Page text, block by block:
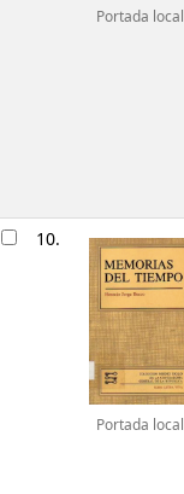
Portada local
10.
Portada local